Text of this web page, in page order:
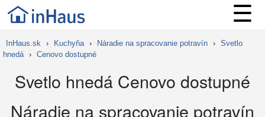
☰
InHaus.sk › Kuchyňa › Náradie na spracovanie potravín › Svetlo
hnedá › Cenovo dostupné
Svetlo hnedá Cenovo dostupné
Náradie na spracovanie potravín